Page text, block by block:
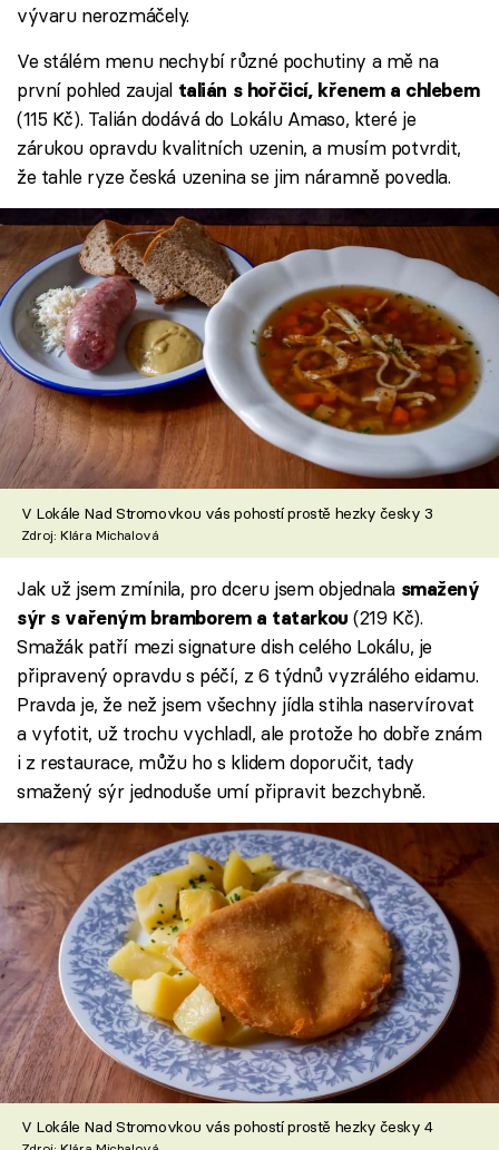
vývaru nerozmáčely.
Ve stálém menu nechybí různé pochutiny a mě na
první pohled zaujal talián s hořčicí, křenem a chlebem
(115 Kč). Talián dodává do Lokálu Amaso, které je
zárukou opravdu kvalitních uzenin, a musím potvrdit,
že tahle ryze česká uzenina se jim náramně povedla.
V Lokále Nad Stromovkou vás pohostí prostě hezky česky 3
Zdroj: Klára Michalová
Jak už jsem zmínila, pro dceru jsem objednala smažený
sýr s vařeným bramborem a tatarkou (219 Kč).
Smažák patří mezi signature dish celého Lokálu, je
připravený opravdu s péčí, z 6 týdnů vyzrálého eidamu.
Pravda je, že než jsem všechny jídla stihla naservírovat
a vyfotit, už trochu vychladl, ale protože ho dobře znám
i z restaurace, můžu ho s klidem doporučit, tady
smažený sýr jednoduše umí připravit bezchybně.
V Lokále Nad Stromovkou vás pohostí prostě hezky česky 4